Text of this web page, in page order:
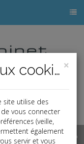
×
Politique relative aux cookies
site utilise des
vous connecter
(veille,
également
servir et vous